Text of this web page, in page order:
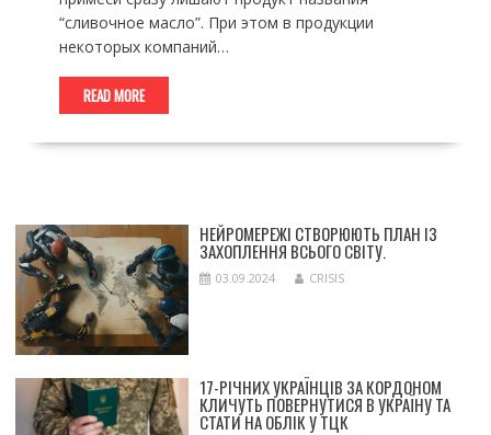
“сливочное масло”. При этом в продукции
некоторых компаний…
READ MORE
НЕЙРОМЕРЕЖІ СТВОРЮЮТЬ ПЛАН ІЗ
ЗАХОПЛЕННЯ ВСЬОГО СВІТУ.
03.09.2024 CRISIS
17-РІЧНИХ УКРАЇНЦІВ ЗА КОРДОНОМ
КЛИЧУТЬ ПОВЕРНУТИСЯ В УКРАЇНУ ТА
СТАТИ НА ОБЛІК У ТЦК